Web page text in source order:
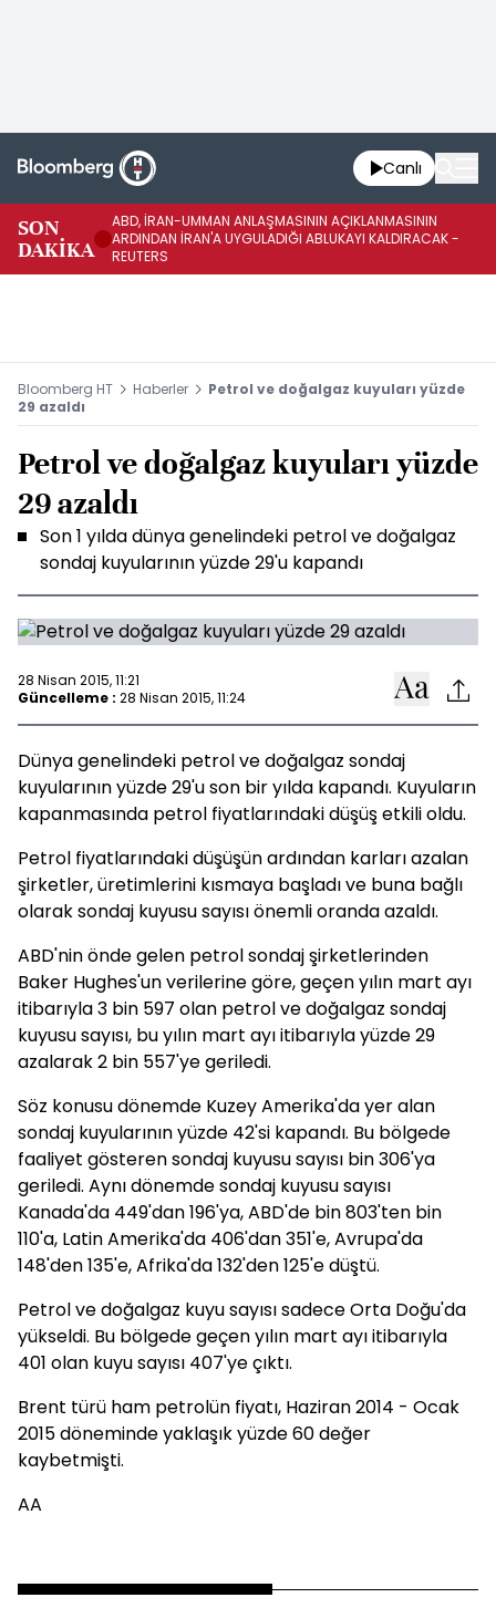
Canlı
SON
DAKİKA
ABD, İRAN-UMMAN ANLAŞMASININ AÇIKLANMASININ
ARDINDAN İRAN'A UYGULADIĞI ABLUKAYI KALDIRACAK -
REUTERS
Bloomberg HT Haberler
Petrol ve doğalgaz kuyuları yüzde
29 azaldı
Petrol ve doğalgaz kuyuları yüzde
29 azaldı
Son 1 yılda dünya genelindeki petrol ve doğalgaz
sondaj kuyularının yüzde 29'u kapandı
28 Nisan 2015, 11:21
Güncelleme : 28 Nisan 2015, 11:24
Dünya genelindeki petrol ve doğalgaz sondaj
kuyularının yüzde 29'u son bir yılda kapandı. Kuyuların
kapanmasında petrol fiyatlarındaki düşüş etkili oldu.
Petrol fiyatlarındaki düşüşün ardından karları azalan
şirketler, üretimlerini kısmaya başladı ve buna bağlı
olarak sondaj kuyusu sayısı önemli oranda azaldı.
ABD'nin önde gelen petrol sondaj şirketlerinden
Baker Hughes'un verilerine göre, geçen yılın mart ayı
itibarıyla 3 bin 597 olan petrol ve doğalgaz sondaj
kuyusu sayısı, bu yılın mart ayı itibarıyla yüzde 29
azalarak 2 bin 557'ye geriledi.
Söz konusu dönemde Kuzey Amerika'da yer alan
sondaj kuyularının yüzde 42'si kapandı. Bu bölgede
faaliyet gösteren sondaj kuyusu sayısı bin 306'ya
geriledi. Aynı dönemde sondaj kuyusu sayısı
Kanada'da 449'dan 196'ya, ABD'de bin 803'ten bin
110'a, Latin Amerika'da 406'dan 351'e, Avrupa'da
148'den 135'e, Afrika'da 132'den 125'e düştü.
Petrol ve doğalgaz kuyu sayısı sadece Orta Doğu'da
yükseldi. Bu bölgede geçen yılın mart ayı itibarıyla
401 olan kuyu sayısı 407'ye çıktı.
Brent türü ham petrolün fiyatı, Haziran 2014 - Ocak
2015 döneminde yaklaşık yüzde 60 değer
kaybetmişti.
AA